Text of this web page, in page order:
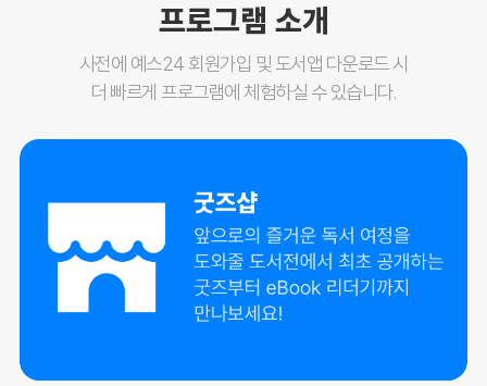
프로그램 소개
사전에 예스24 회원가입 및 도서앱 다운로드 시
더 빠르게 프로그램에 체험하실 수 있습니다.